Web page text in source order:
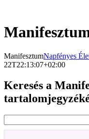
ManifesztumNapfényes
22T22:13:07+02:00
Keresés a